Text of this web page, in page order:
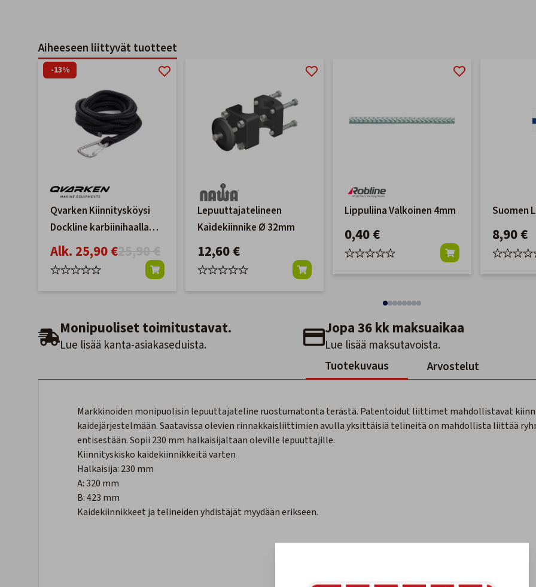
Aiheeseen liittyvät tuotteet
-13%
Qvarken Kiinnitysköysi
Dockline karbiinihaalla
Musta 14mm
Alk. 25,90 €
Lepuuttajatelineen
Kaidekiinnike Ø 32mm
12,60 €
Lippuliina Valkoinen 4mm
0,40 €
Suomen
8,90 €
Monipuoliset toimitustavat.
Lue lisää kanta-asiakaseduista.
Jopa 36 kk maksuaikaa
Lue lisää maksutavoista.
Tuotekuvaus
Arvostelut
Markkinoiden monipuolisin lepuuttajateline ruostumatonta terästä. Patentoidut liittimet mahdollistavat
kaidejärjestelmään. Saatavissa olevien rinnakkaisliittimien avulla yksittäisiä telineitä on mahdollista liittää
entisestään. Sopii 230 mm halkaisijaltaan oleville lepuuttajille.
Kiinnityskisko kaidekiinnikkeitä varten
Halkaisija: 230 mm
A: 320 mm
B: 423 mm
Kaidekiinnikkeet ja telineiden yhdistäjät myydään erikseen.